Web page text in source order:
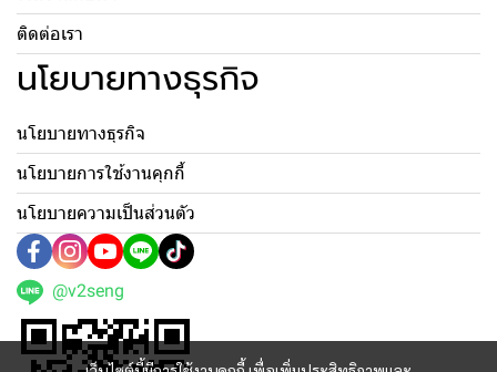
ติดต่อเรา
นโยบายทางธุรกิจ
นโยบายทางธุรกิจ
นโยบายการใช้งานคุกกี้
นโยบายความเป็นส่วนตัว
@v2seng